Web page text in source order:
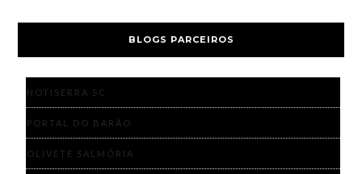
BLOGS PARCEIROS
NOTISERRA SC
PORTAL DO BARÃO
OLIVETE SALMÓRIA